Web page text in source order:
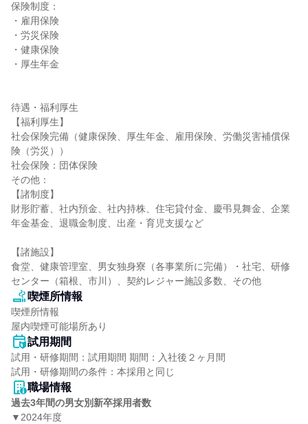
保険制度：
・雇用保険
・労災保険
・健康保険
・厚生年金
待遇・福利厚生
【福利厚生】
社会保険完備（健康保険、厚生年金、雇用保険、労働災害補償保
険（労災））
社会保険：団体保険
その他：
【諸制度】
財形貯蓄、社内預金、社内持株、住宅貸付金、慶弔見舞金、企業
年金基金、退職金制度、出産・育児支援など
【諸施設】
食堂、健康管理室、男女独身寮（各事業所に完備）・社宅、研修
センター（箱根、市川）、契約レジャー施設多数、その他
喫煙所情報
喫煙所情報
屋内喫煙可能場所あり
試用期間
試用・研修期間：試用期間 期間：入社後２ヶ月間
職場情報
過去3年間の男女別新卒採用者数
▼2024年度